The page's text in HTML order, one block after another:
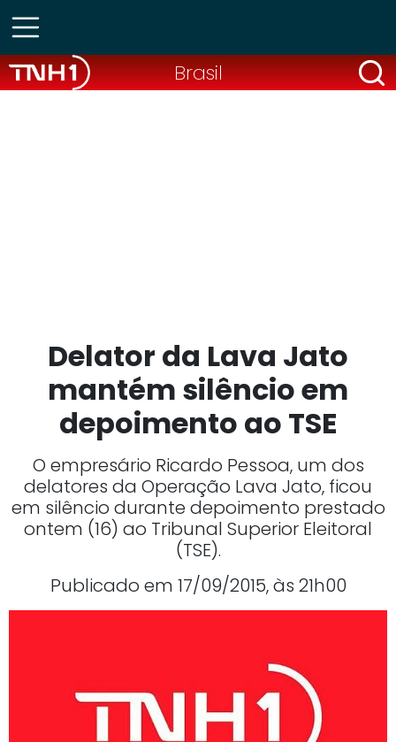
Brasil
Delator da Lava Jato
mantém silêncio em
depoimento ao TSE
O empresário Ricardo Pessoa, um dos
delatores da Operação Lava Jato, ficou
em silêncio durante depoimento prestado
ontem (16) ao Tribunal Superior Eleitoral
(TSE).
Publicado em 17/09/2015, às 21h00